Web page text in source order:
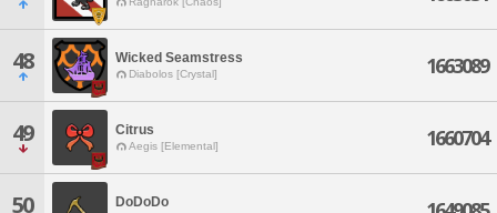
48 Wicked Seamstress
Diabolos [Crystal] 1663089
49 Citrus
Aegis [Elemental] 1660704
50 DoDoDo